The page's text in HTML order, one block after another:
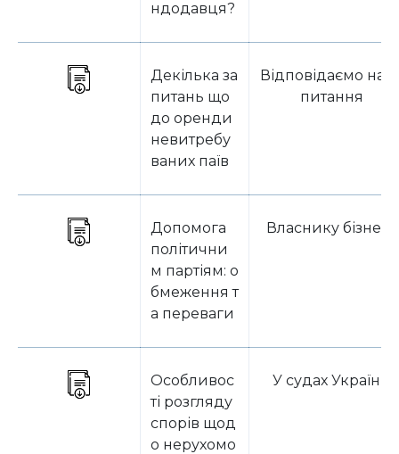
ндодавця?
Декілька за
питань що
до оренди
невитребу
ваних паїв
Відповідаємо на
питання
Допомога
політични
м партіям: о
бмеження т
а переваги
Власнику бізнесу
Особливос
ті розгляду
спорів щод
о нерухомо
У судах України